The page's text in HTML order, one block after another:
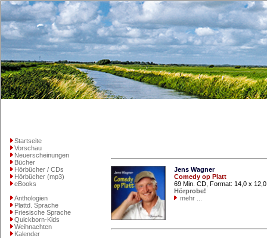
Startseite
Vorschau
Neuerscheinungen
Bücher
Hörbücher / CDs
Hörbücher (mp3)
eBooks
Anthologien
Plattd. Sprache
Friesische Sprache
Quickborn-Kids
Weihnachten
Kalender
Jens Wagner
Comedy op Platt
69 Min. CD, Format: 14,0 x
Hörprobe!
mehr ...